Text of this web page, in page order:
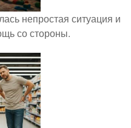
непростая ситуация и
со стороны.